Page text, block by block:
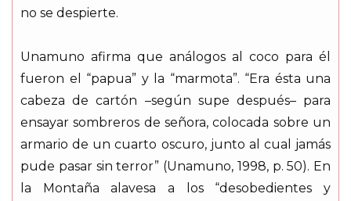
no se despierte.
Unamuno afirma que análogos al coco para él
fueron el “papua” y la “marmota”. “Era ésta una
cabeza de cartón –según supe después– para
ensayar sombreros de señora, colocada sobre un
armario de un cuarto oscuro, junto al cual jamás
pude pasar sin terror” (Unamuno, 1998, p. 50). En
la Montaña alavesa a los “desobedientes y